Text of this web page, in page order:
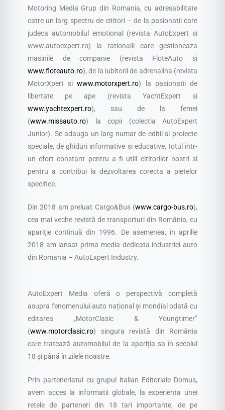
Motoring Media Grup din Romania, cu adresabilitate
catre un larg spectru de cititori – de la pasionatii care
judeca automobilul emotional (revista AutoExpert si
www.autoexpert.ro) la rationalii care gestioneaza
masinile de companie (revista FloteAuto si
www.floteauto.ro), de la iubitorii de adrenalina (revista
MotorXpert siwww.motorxpert.ro) la pasionatii de
libertate pe ape (revista YachtExpert si
www.yachtexpert.ro), sau de la femei
(www.missauto.ro) la copii (colectia AutoExpert
Junior). Se adauga un larg numar de editii si proiecte
speciale, de ghiduri informative si educative, totul intr-
un efort constant pentru a fi utili cititorilor nostri si
pentru a contribui la dezvoltarea corecta a pietelor
specifice.
Din 2018 am preluat Cargo&Bus (www.cargo-bus.ro),
cea mai veche revistă de transporturi din România, cu
apariție continuă din 1996. De asemenea, in aprilie
2018 am lansat prima media dedicata industriei auto
din Romania – AutoExpert Industry.
AutoExpert Media oferă o perspectivă completă
asupra fenomenului auto național și mondial odată cu
editarea „MotorClasic & Youngtimer”
(www.motorclasic.ro) singura revistă din România
care tratează automobilul de la apariția sa în secolul
18 și până în zilele noastre.
Prin parteneriatul cu grupul italian Editoriale Domus,
avem acces la informatii globale, la experienta unei
retele de parteneri din 18 tari importante, de pe